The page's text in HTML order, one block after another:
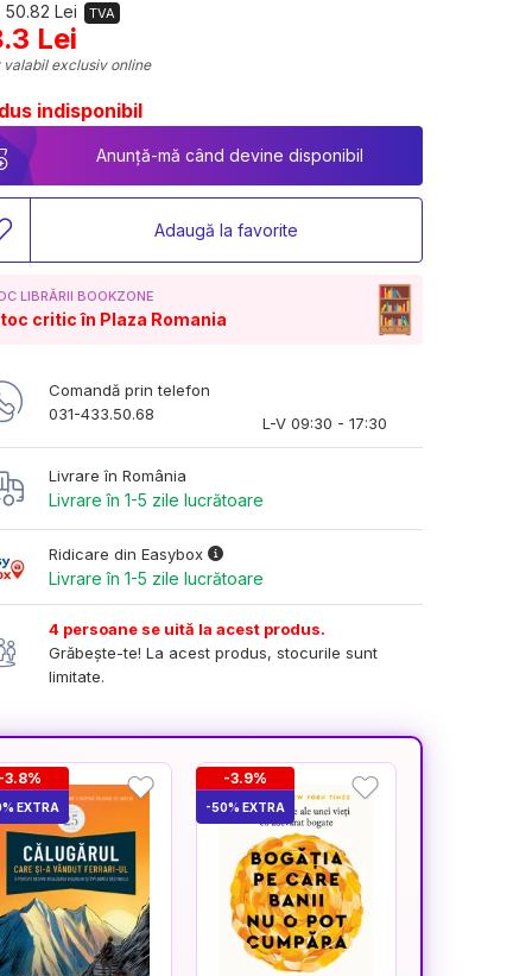
50.82 Lei TVA
Lei
valabil exclusiv online
indisponibil
Anunță-mă când devine disponibil
Adaugă la favorite
LIBRĂRII BOOKZONE
critic în Plaza Romania
Comandă prin telefon
031-433.50.68
L-V 09:30 - 17:30
Livrare în România
Livrare în 1-5 zile lucrătoare
Ridicare din Easybox
Livrare în 1-5 zile lucrătoare
4 persoane se uită la acest produs.
Grăbește-te! La acest produs, stocurile sunt
limitate.
-3.8%
EXTRA
-3.9%
-50% EXTRA